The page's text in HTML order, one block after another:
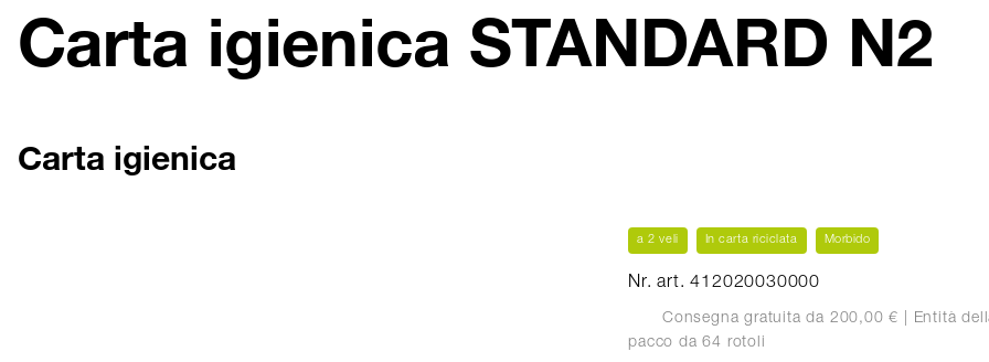
Carta igienica STANDARD N2
Carta igienica
a 2 veli In carta riciclata Morbido
Nr. art. 412020030000
Consegna gratuita da 200,00 € | Entità
pacco da 64 rotoli